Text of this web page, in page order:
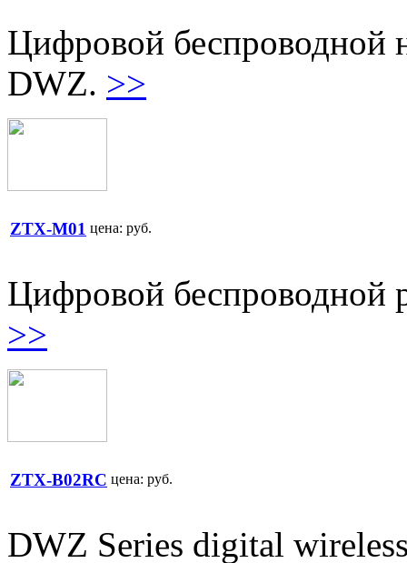
Цифровой беспроводной
DWZ. >>
ZTX-M01 цена: руб.
Цифровой беспроводной
>>
ZTX-B02RC цена: руб.
DWZ Series digital